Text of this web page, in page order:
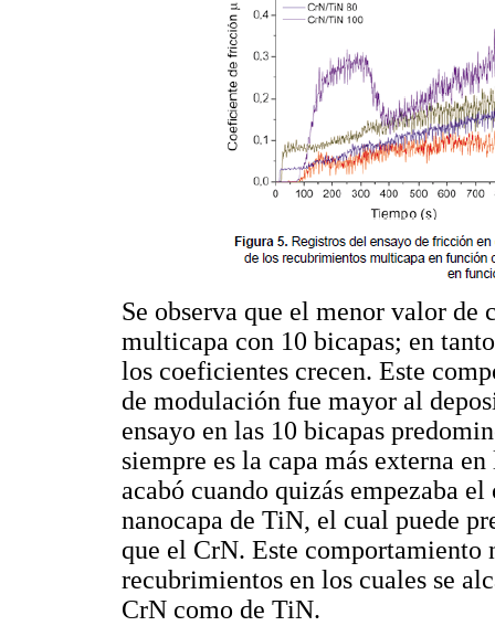
Se observa que el menor valor
multicapa con 10 bicapas; en
los coeficientes crecen. Este
de modulación fue mayor al
ensayo en las 10 bicapas
siempre es la capa más externa
acabó cuando quizás empezaba
nanocapa de TiN, el cual puede
que el CrN. Este comportamiento
recubrimientos en los cuales se
CrN como de TiN.